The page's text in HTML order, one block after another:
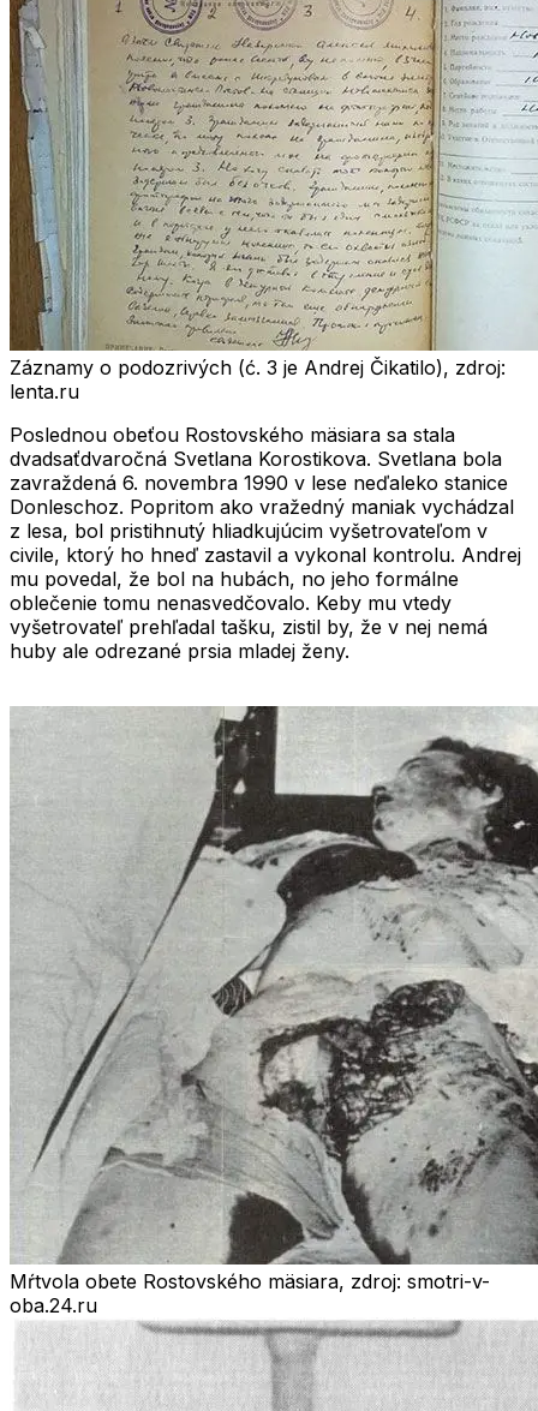
Záznamy o podozrivých (ć. 3 je Andrej Čikatilo), zdroj:
lenta.ru
Poslednou obeťou Rostovského mäsiara sa stala
dvadsaťdvaročná Svetlana Korostikova. Svetlana bola
zavraždená 6. novembra 1990 v lese neďaleko stanice
Donleschoz. Popritom ako vražedný maniak vychádzal
z lesa, bol pristihnutý hliadkujúcim vyšetrovateľom v
civile, ktorý ho hneď zastavil a vykonal kontrolu. Andrej
mu povedal, že bol na hubách, no jeho formálne
oblečenie tomu nenasvedčovalo. Keby mu vtedy
vyšetrovateľ prehľadal tašku, zistil by, že v nej nemá
huby ale odrezané prsia mladej ženy.
Mŕtvola obete Rostovského mäsiara, zdroj: smotri-v-
oba.24.ru